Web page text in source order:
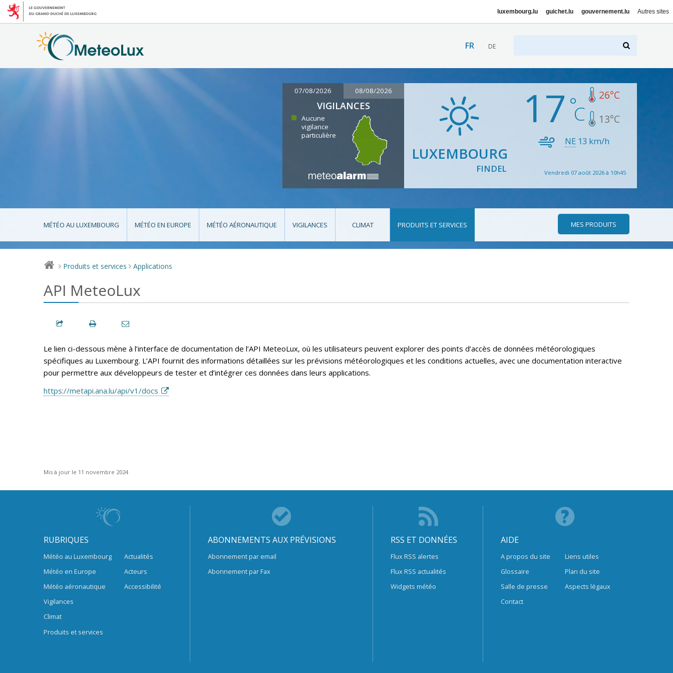
luxembourg.lu guichet.lu gouvernement.lu Autres sites
FR DE
07/08/2026 08/08/2026
VIGILANCES
Aucune
vigilance
particulière
LUXEMBOURG
FINDEL
17 26°C
13°C
NE 13 km/h
Vendredi 07 août 2026 à 10h45
MÉTÉO AU LUXEMBOURG MÉTÉO EN EUROPE MÉTÉO AÉRONAUTIQUE VIGILANCES CLIMAT PRODUITS ET SERVICES MES PRODUITS
> Produits et services > Applications
API MeteoLux
Le lien ci-dessous mène à l’interface de documentation de l’API MeteoLux, où les utilisateurs peuvent explorer des points d’accès de données météorologiques
spécifiques au Luxembourg. L’API fournit des informations détaillées sur les prévisions météorologiques et les conditions actuelles, avec une documentation interactive
pour permettre aux développeurs de tester et d’intégrer ces données dans leurs applications.
https://metapi.ana.lu/api/v1/docs
Mis à jour le 11 novembre 2024
RUBRIQUES
Météo au Luxembourg
Météo en Europe
Météo aéronautique
Vigilances
Climat
Produits et services
Actualités
Acteurs
Accessibilité
ABONNEMENTS AUX PRÉVISIONS
Abonnement par email
Abonnement par Fax
RSS ET DONNÉES
Flux RSS alertes
Flux RSS actualités
Widgets météo
AIDE
A propos du site
Glossaire
Salle de presse
Contact
Liens utiles
Plan du site
Aspects légaux